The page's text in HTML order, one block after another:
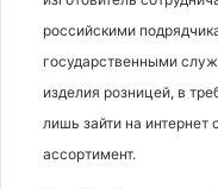
российскими
государственными
изделия розницей, в
лишь зайти на интернет
ассортимент.